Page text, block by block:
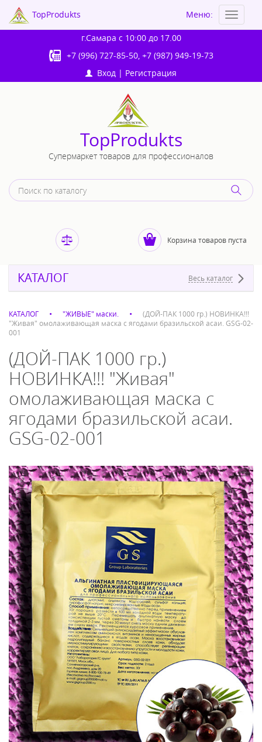
г.Самара с 10:00 до 17.00
+7 (996) 727-85-50, +7 (987) 949-19-73
Вход | Регистрация
TopProdukts
Супермаркет товаров для профессионалов
Корзина товаров пуста
TopProdukts
Toggle
Меню:
КАТАЛОГ Весь каталог
КАТАЛОГ "ЖИВЫЕ" маски.
(ДОЙ-ПАК 1000 гр.) НОВИНКА!!!
"Живая" омолаживающая маска с ягодами бразильской асаи. GSG-02-
001
(ДОЙ-ПАК 1000 гр.)
НОВИНКА!!! "Живая"
омолаживающая маска с
ягодами бразильской асаи.
GSG-02-001